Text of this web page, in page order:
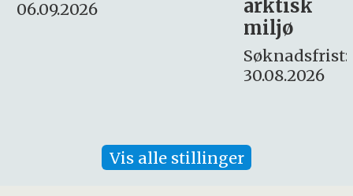
Søknadsfrist:
16. august.
Vis alle stillinger